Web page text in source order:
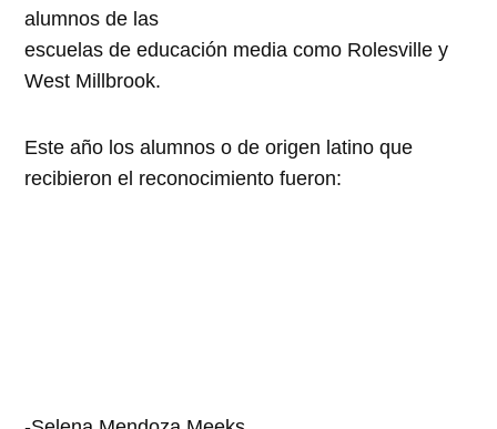
alumnos de las
escuelas de educación media como Rolesville y
West Millbrook.
Este año los alumnos o de origen latino que
recibieron el reconocimiento fueron: